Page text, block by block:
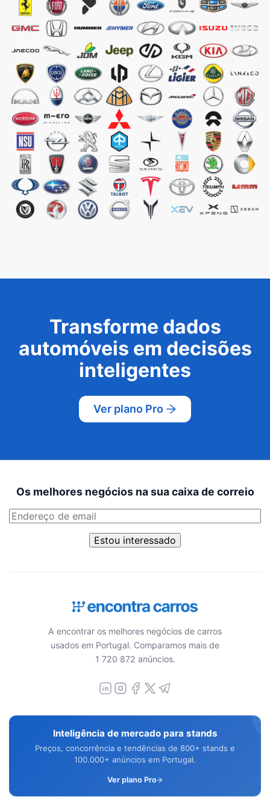
Transforme dados
automóveis em decisões
inteligentes
Ver plano Pro
Os melhores negócios na sua caixa de correio
Estou interessado
A encontrar os melhores negócios de carros
usados em Portugal. Comparamos mais de
1 720 872 anúncios.
Inteligência de mercado para stands
Preços, concorrência e tendências de 800+ stands e
100.000+ anúncios em Portugal.
Ver plano Pro